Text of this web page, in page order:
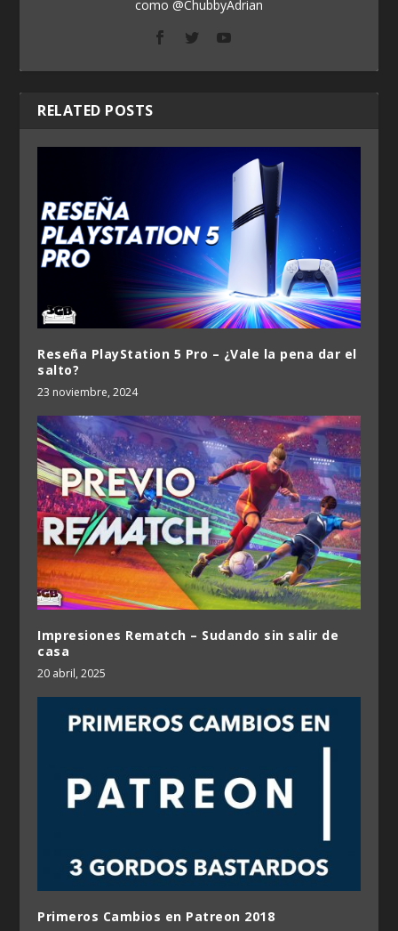
como @ChubbyAdrian
RELATED POSTS
Reseña PlayStation 5 Pro – ¿Vale la pena dar el
salto?
23 noviembre, 2024
Impresiones Rematch – Sudando sin salir de
casa
20 abril, 2025
Primeros Cambios en Patreon 2018